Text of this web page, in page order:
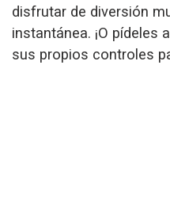
disfrutar de diversión
instantánea. ¡O pídeles
sus propios controles